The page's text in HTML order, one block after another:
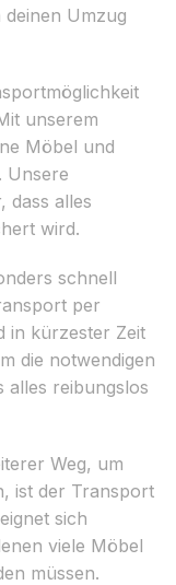
Umzug
unserem
Möbel und
Unsere
dass alles
wird.
schnell
per
in kürzester Zeit
die notwendigen
alles reibungslos
Weg, um
ist der Transport
sich
viele Möbel
müssen.